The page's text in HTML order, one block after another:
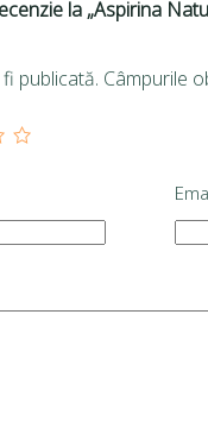
la „Aspirina
publicată. Câmpurile